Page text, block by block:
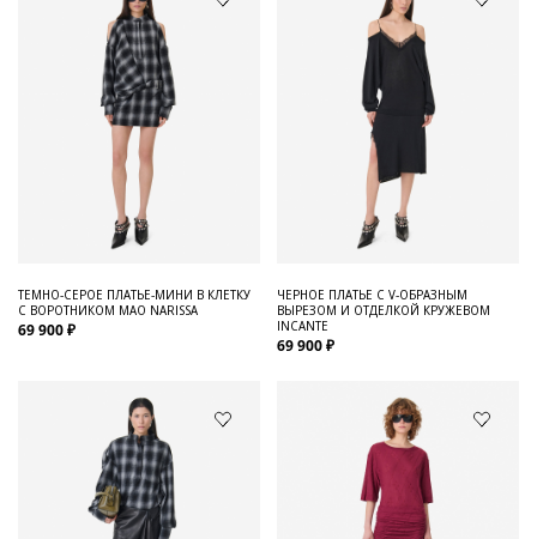
ТЕМНО-СЕРОЕ ПЛАТЬЕ-МИНИ В КЛЕТКУ
С ВОРОТНИКОМ МАО NARISSA
69 900 ₽
ЧЕРНОЕ ПЛАТЬЕ С V-ОБРАЗНЫМ
ВЫРЕЗОМ И ОТДЕЛКОЙ КРУЖЕВОМ
INCANTE
69 900 ₽